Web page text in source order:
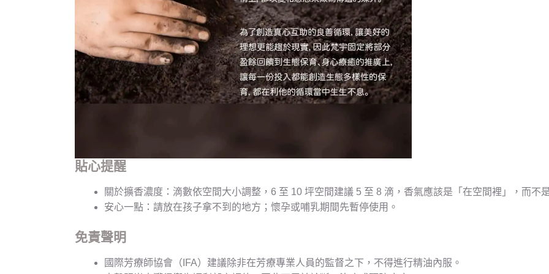
貼心提醒
關於擴香濃度：滴數依空間大小調整，6 至 10 坪空間建議 5 至 8 滴，香氣應該是「在空間裡」，而不
安心一點：請放在孩子拿不到的地方；懷孕或哺乳期間先暫停使用。
免責聲明
國際芳療師協會（IFA）建議除非在芳療專業人員的監督之下，不得進行精油內服。